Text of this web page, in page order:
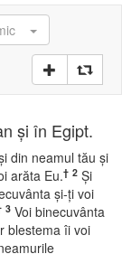
şi în Egipt.
din neamul tău şi
arăta Eu.† 2 Şi
şi-ţi voi
3 Voi binecuvânta
blestema îi voi